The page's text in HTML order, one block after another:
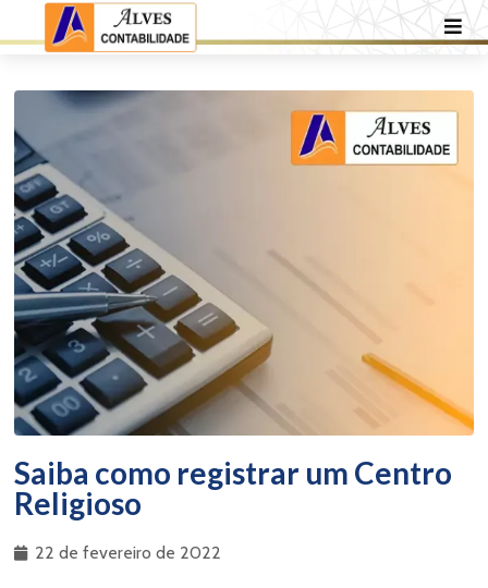
Saiba como registrar um Centro
Religioso
22 de fevereiro de 2022